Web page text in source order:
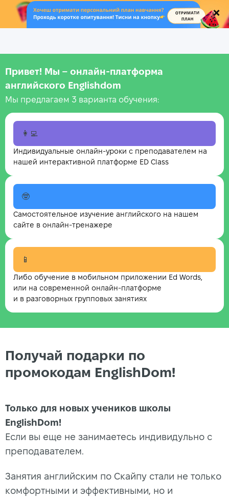
.
Привет! Мы – онлайн‑платформа
английского Englishdom
Мы предлагаем 3 варианта обучения:
👩‍💻
Индивидуальные онлайн-уроки с преподавателем на
нашей интерактивной платформе ED Class
🤓
Самостоятельное изучение английского на нашем
сайте в онлайн-тренажере
📱
Либо обучение в мобильном приложении Ed Words,
или на современной онлайн-платформе
и в разговорных групповых занятиях
Получай подарки по
промокодам EnglishDom!
Только для новых учеников школы
EnglishDom!
Если вы еще не занимаетесь индивидульно с
преподавателем.
Занятия английским по Скайпу стали не только
комфортными и эффективными, но и